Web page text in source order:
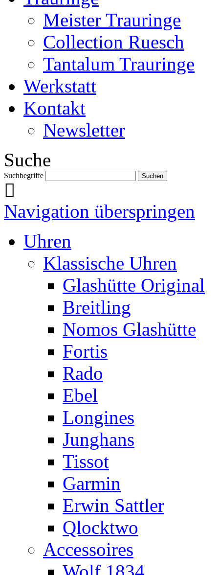
Meister Trauringe
Collection Ruesch
Tantalum Trauringe
Werkstatt
Kontakt
Newsletter
Suche
Suchbegriffe
Navigation überspringen
Uhren
Klassische Uhren
Glashütte Original
Breitling
Nomos Glashütte
Fortis
Rado
Ebel
Longines
Junghans
Tissot
Garmin
Erwin Sattler
Qlocktwo
Accessoires